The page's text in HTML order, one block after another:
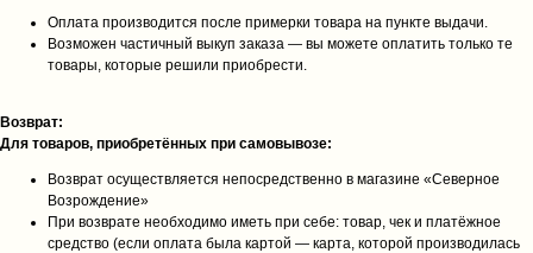
Оплата производится после примерки товара на пункте выдачи.
Возможен частичный выкуп заказа — вы можете оплатить только те
товары, которые решили приобрести.
Возврат:
Для товаров, приобретённых при самовывозе:
Возврат осуществляется непосредственно в магазине «Северное
Возрождение»
При возврате необходимо иметь при себе: товар, чек и платёжное
средство (если оплата была картой — карта, которой производилась